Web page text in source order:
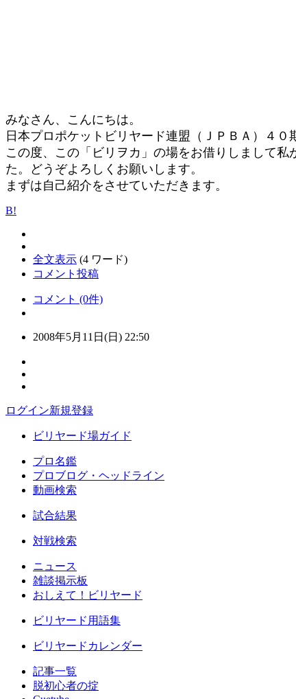
みなさん、こんにちは。
日本プロポケットビリヤード連盟（ＪＰＢＡ）４０
この度、この「ビリヲカ」の場をお借りしまして
た。どうぞよろしくお願いします。
まずは自己紹介をさせていただきます。
B!
全文表示 (4 ワード)
コメント投稿
コメント (0件)
2008年5月11日(日) 22:50
ログイン新規登録
ビリヤード場ガイド
プロ名鑑
プロブログ・ヘッドライン
動画検索
試合結果
対戦検索
ニュース
雑談掲示板
おしえて！ビリヤード
ビリヤード用語集
ビリヤードカレンダー
記事一覧
脱初心者の掟